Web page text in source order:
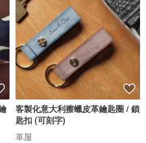
客製化意大利擦蠟皮革鑰匙圈 / 鎖
匙扣 (可刻字)
革屋